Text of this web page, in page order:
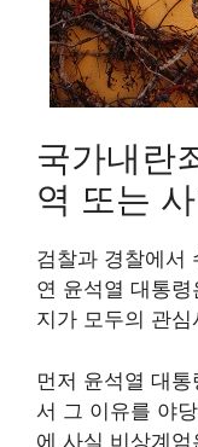
국가내란
역 또는
검찰과 경찰에서
연 윤석열 대통
지가 모두의 관
먼저 윤석열 대
서 그 이유를 야
에 사실 비상계